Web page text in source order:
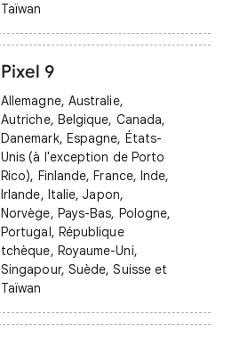
Taïwan
Pixel 9
Allemagne, Australie,
Autriche, Belgique, Canada,
Danemark, Espagne, États-
Unis (à l'exception de Porto
Rico), Finlande, France, Inde,
Irlande, Italie, Japon,
Norvège, Pays-Bas, Pologne,
Portugal, République
tchèque, Royaume-Uni,
Singapour, Suède, Suisse et
Taïwan